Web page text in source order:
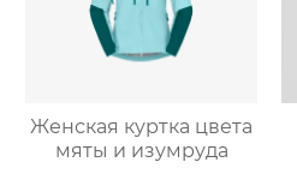
Женская куртка цвета
мяты и изумруда